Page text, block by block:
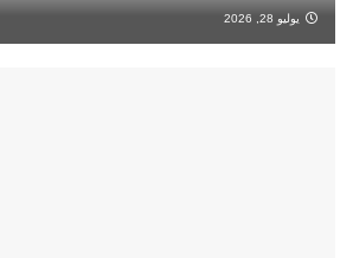
يوليو 28, 2026